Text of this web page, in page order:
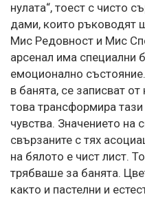
нулата“, тоест с чисто
дами, които ръководят
Мис Редовност и Мис
арсенал има специални
емоционално
в банята, се записват
това трансформира
чувства. Значението на
свързаните с тях
на бялото е чист лист.
трябваше за банята.
както и пастелни и